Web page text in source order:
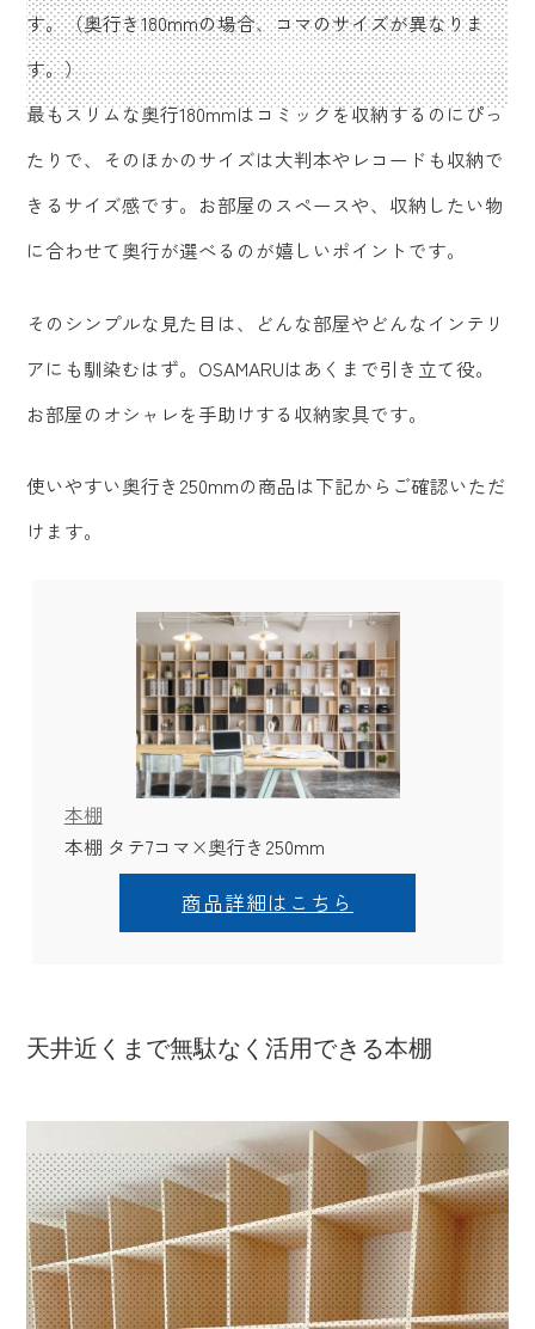
す。（奥行き180mmの場合、コマのサイズが異なりま
す。）
最もスリムな奥行180mmはコミックを収納するのにぴっ
たりで、そのほかのサイズは大判本やレコードも収納で
きるサイズ感です。お部屋のスペースや、収納したい物
に合わせて奥行が選べるのが嬉しいポイントです。
そのシンプルな見た目は、どんな部屋やどんなインテリ
アにも馴染むはず。OSAMARUはあくまで引き立て役。
お部屋のオシャレを手助けする収納家具です。
使いやすい奥行き250mmの商品は下記からご確認いただ
けます。
本棚
本棚 タテ7コマ×奥行き250mm
商品詳細はこちら
天井近くまで無駄なく活用できる本棚